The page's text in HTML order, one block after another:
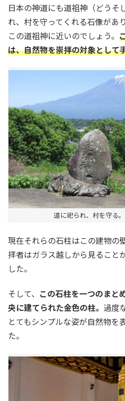
日本の神道にも道祖神（どうそ
れ、村を守ってくれる石像があ
この道祖神に近いのでしょう。
は、自然物を崇拝の対象として
道に祀られ、村を守る
現在それらの石柱はこの建物の
拝者はガラス越しから見ること
した。
そして、 この石柱を一つのまと
央に建てられた金色の柱。 過度
とてもシンプルな姿が自然物を
た。